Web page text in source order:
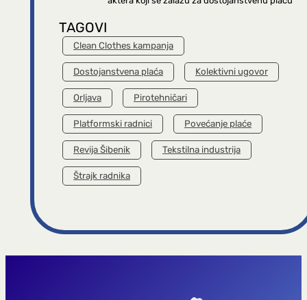
TAGOVI
Clean Clothes kampanja
Dostojanstvena plaća Kolektivni ugovor
Orljava Pirotehničari
Platformski radnici Povećanje plaće
Revija Šibenik Tekstilna industrija
Štrajk radnika